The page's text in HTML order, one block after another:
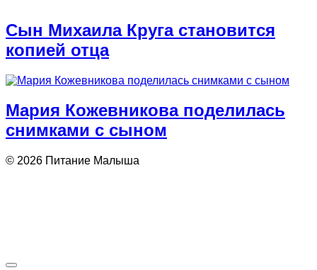
Сын Михаила Круга становится
копией отца
Мария Кожевникова поделилась
снимками с сыном
© 2026 Питание Малыша